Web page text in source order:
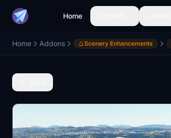
Home
Home Addons Scenery Enhancements